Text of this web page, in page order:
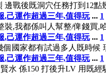
邊戰後既洞穴任務打到12
,己運作超過三年,值得玩 ... 1
裝,我都係叫人幫整/俾錢買,
,己運作超過三年,值得玩 ... 1
個國家都有試過多人既時
,己運作超過三年,值得玩 ... 1
水 係150 打後升LV 用既